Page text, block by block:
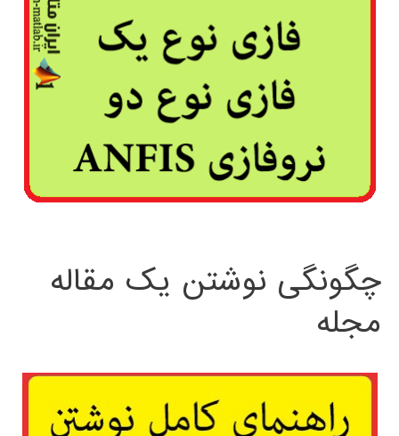
چگونگی نوشتن یک مقاله
مجله